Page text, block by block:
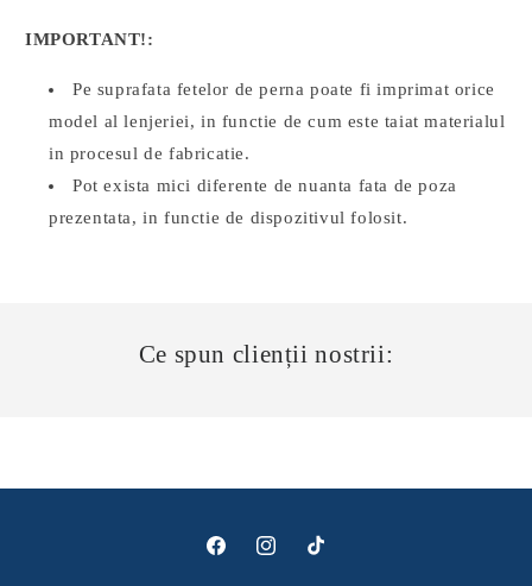
IMPORTANT!:
Pe suprafata fetelor de perna poate fi imprimat orice
model al lenjeriei, in functie de cum este taiat materialul
in procesul de fabricatie.
Pot exista mici diferente de nuanta fata de poza
prezentata, in functie de dispozitivul folosit.
Ce spun clienții nostrii:
FacebookInstagramTikTok